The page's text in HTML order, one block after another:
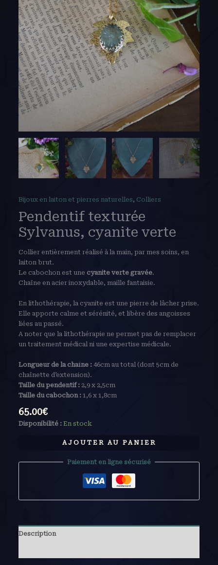
Bijoux en laiton et pierres naturelles, Colliers
Pendentif texturée
Sylvanus, cyanite verte
Collier entièrement réalisé à la main, par mes soins, en
laiton brut.
Le cabochon est une cyanite verte gravée.
Chaîne en acier inoxydable, maille fantaisie.
En lithothérapie, la cyanite est une pierre de lâcher prise.
Elle apporte calme et sérénité, et libère des angoisses
liées au passé.
A noter que la lithothérapie ne permet pas de remplacer
un traitement médical ni une expertise médicale.
Longueur de la chaîne : 46cm au total (dont 5cm de
chaînette d’extension).
Taille du pendentif :2,9 x 2,5cm
Taille du cabochon :1,6 x 1,8cm
65.00€
Disponibilité : En stock
AJOUTER AU PANIER
Paiement en ligne sécurisé
Description